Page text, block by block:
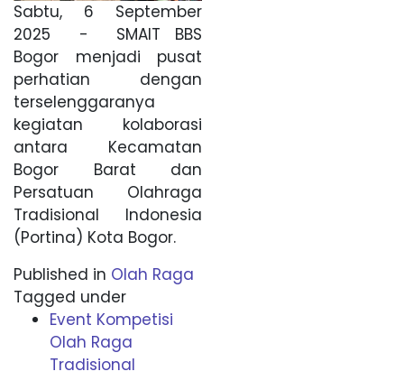
Sabtu, 6 September
2025 - SMAIT BBS
Bogor menjadi pusat
perhatian dengan
terselenggaranya
kegiatan kolaborasi
antara Kecamatan
Bogor Barat dan
Persatuan Olahraga
Tradisional Indonesia
(Portina) Kota Bogor.
Published in Olah Raga
Tagged under
Event Kompetisi
Olah Raga
Tradisional